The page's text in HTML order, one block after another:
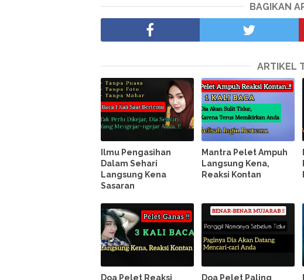
BAGIKAN
ARTIKEL
Ilmu Pengasihan
Dalam Sehari
Langsung Kena
Sasaran
Mantra Pelet Ampuh
Langsung Kena,
Reaksi Kontan
Doa Pelet Reaksi Doa Pelet Paling